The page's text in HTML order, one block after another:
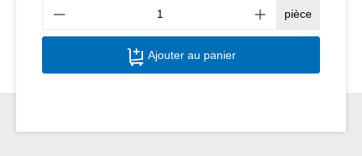
pièce
Ajouter au panier